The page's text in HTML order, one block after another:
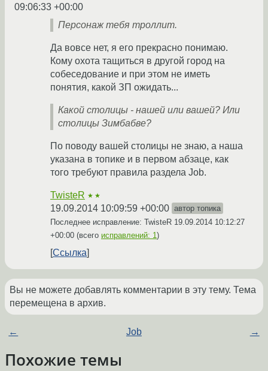
09:06:33 +00:00
Персонаж тебя троллит.
Да вовсе нет, я его прекрасно понимаю.
Кому охота тащиться в другой город на
собеседование и при этом не иметь
понятия, какой ЗП ожидать...
Какой столицы - нашей или вашей? Или
столицы Зимбабве?
По поводу вашей столицы не знаю, а наша
указана в топике и в первом абзаце, как
того требуют правила раздела Job.
TwisteR ★★
19.09.2014 10:09:59 +00:00 автор топика
Последнее исправление: TwisteR 19.09.2014 10:12:27
+00:00 (всего исправлений: 1)
Ссылка
Вы не можете добавлять комментарии в эту тему. Тема
перемещена в архив.
← Job →
Похожие темы